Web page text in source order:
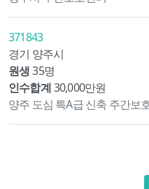
371843
경기 양주시
원생 35명
인수합계30,000만원
양주 도심 특A급 신축 주간보